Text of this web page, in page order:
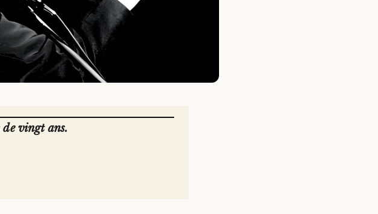
de vingt ans.